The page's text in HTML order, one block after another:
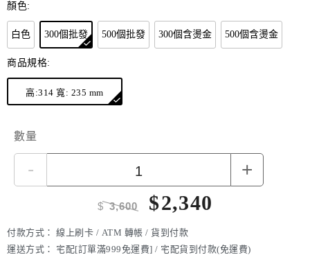
顏色:
白色 300個批發 500個批發 300個含燙金 500個含燙金
商品規格:
高:314 寬: 235 mm
數量
- +
$3,600 $2,340
付款方式： 線上刷卡 / ATM 轉帳 / 貨到付款
運送方式：
宅配[訂單滿999免運費] / 宅配貨到付款(免運費)